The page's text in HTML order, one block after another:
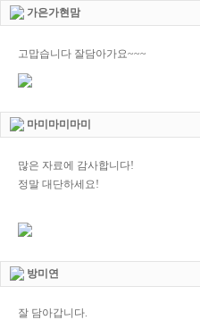
가은가현맘
고맙습니다 잘담아가요~~~
마미마미마미
많은 자료에 감사합니다!
정말 대단하세요!
방미연
잘 담아갑니다.